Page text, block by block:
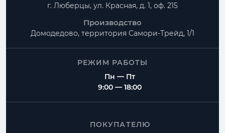
г. Люберцы, ул. Красная, д. 1, оф. 215
Производство
Домодедово, территория Самори-Трейд, 1/1
РЕЖИМ РАБОТЫ
Пн — Пт
9:00 — 18:00
ПОКУПАТЕЛЮ